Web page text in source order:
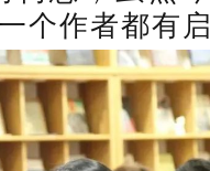
个作者都有